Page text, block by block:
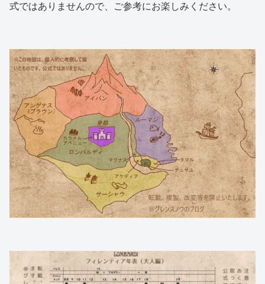
式ではありませんので、ご参考にお楽しみください。